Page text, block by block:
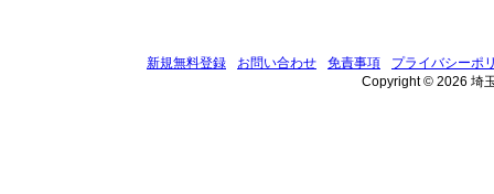
新規無料登録 お問い合わせ 免責事項
プライバシーポ
Copyright © 2026 埼